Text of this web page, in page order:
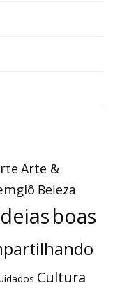
Arte &
Beleza
boas
Cultura